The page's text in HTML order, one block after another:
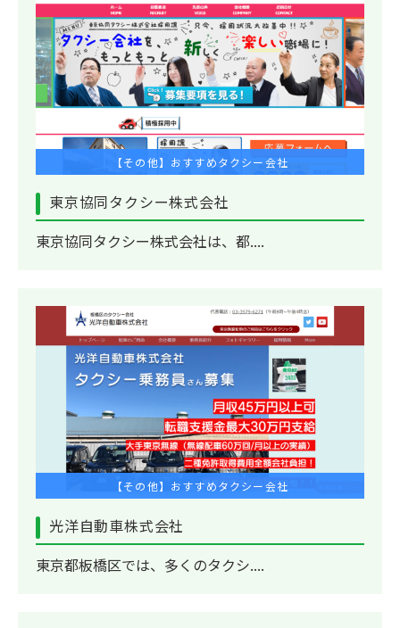
【その他】おすすめタクシー会社
東京協同タクシー株式会社
東京協同タクシー株式会社は、都....
【その他】おすすめタクシー会社
光洋自動車株式会社
東京都板橋区では、多くのタクシ....